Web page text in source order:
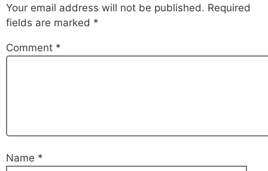
Your email address will not be published. Required
fields are marked *
Comment *
Name *